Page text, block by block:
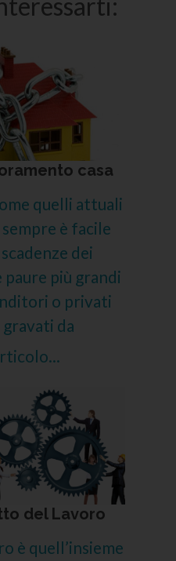
casa
quelli attuali
è facile
dei
più grandi
o privati
da
del Lavoro
è quell’insieme